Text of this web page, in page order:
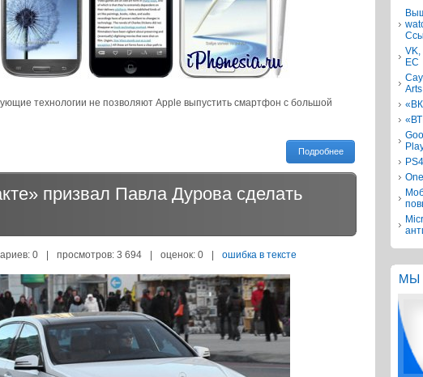
технологии не позволяют Apple выпустить смартфон с большой
Подробнее
призвал Павла Дурова сделать
0 | просмотров: 3 694 | оценок: 0 | ошибка в тексте
VK,
ЕС
Arts
МЫ